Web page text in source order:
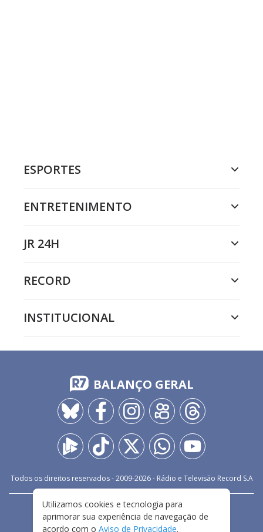
ESPORTES
ENTRETENIMENTO
JR 24H
RECORD
INSTITUCIONAL
BALANÇO GERAL
Todos os direitos reservados - 2009-2026- Rádio e Televisão Record S.A
FALE CONOSCO
PRIVACIDADE
TERMOS E CONDIÇÕES DE USO
Utilizamos cookies e tecnologia para
aprimorar sua experiência de navegação de
acordo com o Aviso de Privacidade.